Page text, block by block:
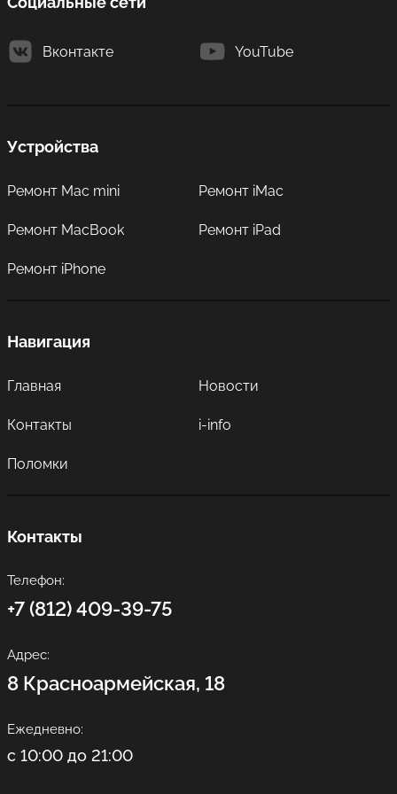
Вконтакте YouTube
Устройства
Ремонт Mac mini Ремонт iMac
Ремонт MacBook Ремонт iPad
Ремонт iPhone
Навигация
Главная Новости
Контакты i-info
Поломки
Контакты
Телефон:
+7 (812) 409-39-75
Адрес:
8 Красноармейская, 18
Ежедневно:
с 10:00 до 21:00